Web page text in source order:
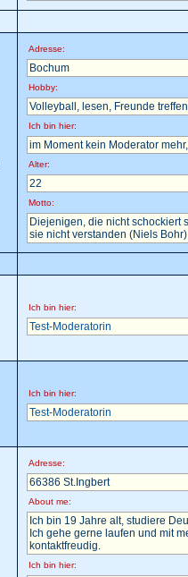
Adresse:
Bochum
Hobby:
Volleyball, lesen, Freunde
Ich bin hier:
im Moment kein Moderator
Alter:
22
Motto:
Diejenigen, die nicht schockiert
sie nicht verstanden (Niels Bohr)
Ich bin hier:
Test-Moderatorin
Ich bin hier:
Test-Moderatorin
Adresse:
66386 St.Ingbert
About me:
Ich bin 19 Jahre alt, studiere
Ich gehe gerne laufen und mit
kontaktfreudig.
Ich bin hier: